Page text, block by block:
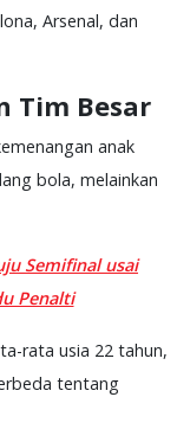
Arsenal, dan
Tim Besar
anak
bola, melainkan
Semifinal usai
Penalti
rata usia 22 tahun,
tentang